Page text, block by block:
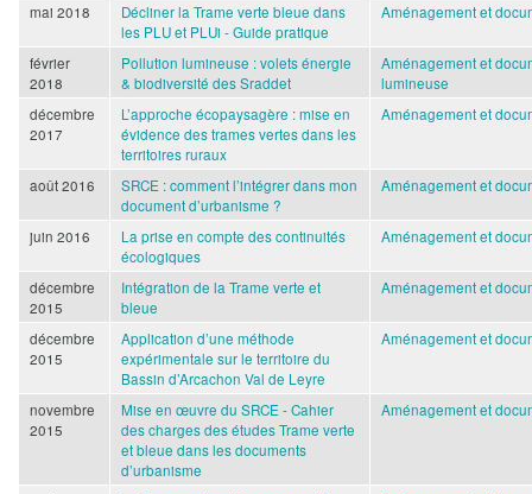
mai 2018
Décliner la Trame verte bleue dans
les PLU et PLUi - Guide pratique
Aménagement et
février
2018
Pollution lumineuse : volets énergie
& biodiversité des Sraddet
Aménagement et
lumineuse
décembre
2017
L’approche écopaysagère : mise en
évidence des trames vertes dans les
territoires ruraux
Aménagement et
août 2016
SRCE : comment l’intégrer dans mon
document d’urbanisme ?
Aménagement et
juin 2016
La prise en compte des continuités
écologiques
Aménagement et
décembre
2015
Intégration de la Trame verte et
bleue
Aménagement et
décembre
2015
Application d’une méthode
expérimentale sur le territoire du
Bassin d’Arcachon Val de Leyre
Aménagement et
novembre
2015
Mise en œuvre du SRCE - Cahier
des charges des études Trame verte
et bleue dans les documents
d’urbanisme
Aménagement et